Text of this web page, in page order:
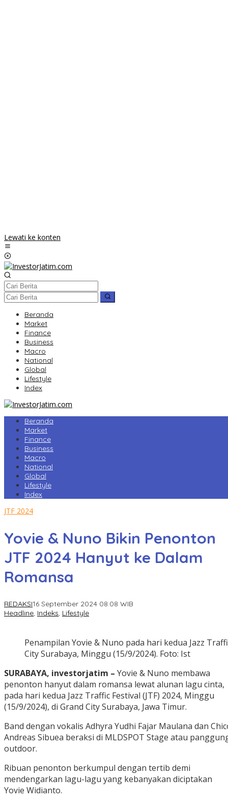
Lewati ke konten
Beranda
Market
Finance
Business
Macro
National
Global
Lifestyle
Index
Beranda
Market
Finance
Business
Macro
National
Global
Lifestyle
Index
JTF 2024
Yovie & Nuno Bikin Penonton
JTF 2024 Hanyut ke Dalam
Romansa
REDAKSI16 September 2024 08:08 WIB
Headline, Indeks, Lifestyle
Penampilan Yovie & Nuno pada hari kedua Jazz
City Surabaya, Minggu (15/9/2024). Foto: Ist
SURABAYA, investorjatim – Yovie & Nuno membawa
penonton hanyut dalam romansa lewat alunan lagu cinta,
pada hari kedua Jazz Traffic Festival (JTF) 2024, Minggu
(15/9/2024), di Grand City Surabaya, Jawa Timur.
Band dengan vokalis Adhyra Yudhi Fajar Maulana dan
Andreas Sibuea beraksi di MLDSPOT Stage atau
outdoor.
Ribuan penonton berkumpul dengan tertib demi
mendengarkan lagu-lagu yang kebanyakan diciptakan
Yovie Widianto.